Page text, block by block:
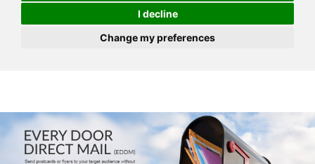
I decline
Change my preferences